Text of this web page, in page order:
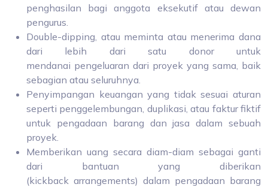
penghasilan bagi anggota eksekutif atau dewan
pengurus.
Double-dipping, atau meminta atau menerima dana
dari lebih dari satu donor untuk
mendanai pengeluaran dari proyek yang sama, baik
sebagian atau seluruhnya.
Penyimpangan keuangan yang tidak sesuai aturan
seperti penggelembungan, duplikasi, atau faktur fiktif
untuk pengadaan barang dan jasa dalam sebuah
proyek.
Memberikan uang secara diam-diam sebagai ganti
dari bantuan yang diberikan
(kickback arrangements) dalam pengadaan barang